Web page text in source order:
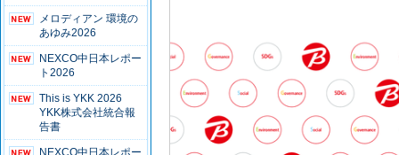
メロディアン 環境の
あゆみ2026
NEXCO中日本レポー
ト2026
This is YKK 2026
YKK株式会社統合報
告書
NEXCO中日本レポー